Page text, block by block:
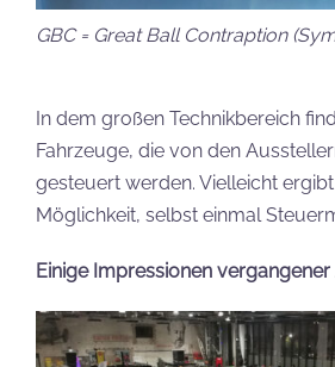
GBC = Great Ball Contraption
In dem großen Technikbereich
Fahrzeuge, die von den
gesteuert werden. Vielleicht
Möglichkeit, selbst einmal
Einige Impressionen